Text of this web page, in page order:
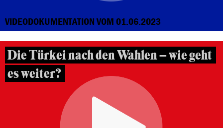
VIDEODOKUMENTATION VOM 01.06.2023
Die Türkei nach den Wahlen – wie geht
es weiter?